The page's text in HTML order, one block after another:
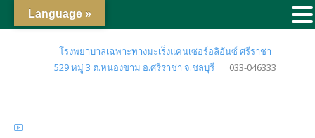
โรงพยาบาลเฉพาะทางมะเร็งแคนเซอร์อลิอันซ์ ศรีราชา
529 หมู่ 3 ต.หนองขาม อ.ศรีราชา จ.ชลบุรี
033-046333
Language »